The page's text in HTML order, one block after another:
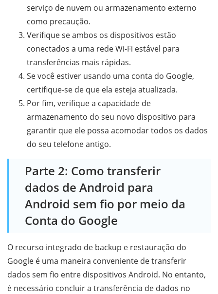
serviço de nuvem ou armazenamento externo
como precaução.
Verifique se ambos os dispositivos estão
conectados a uma rede Wi-Fi estável para
transferências mais rápidas.
Se você estiver usando uma conta do Google,
certifique-se de que ela esteja atualizada.
Por fim, verifique a capacidade de
armazenamento do seu novo dispositivo para
garantir que ele possa acomodar todos os dados
do seu telefone antigo.
Parte 2: Como transferir
dados de Android para
Android sem fio por meio da
Conta do Google
O recurso integrado de backup e restauração do
Google é uma maneira conveniente de transferir
dados sem fio entre dispositivos Android. No entanto,
é necessário concluir a transferência de dados no